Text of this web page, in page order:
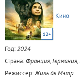
12+
Кино
Год:2024
Страна:Франция, Германия,
Режиссер:Жиль де Мэтр